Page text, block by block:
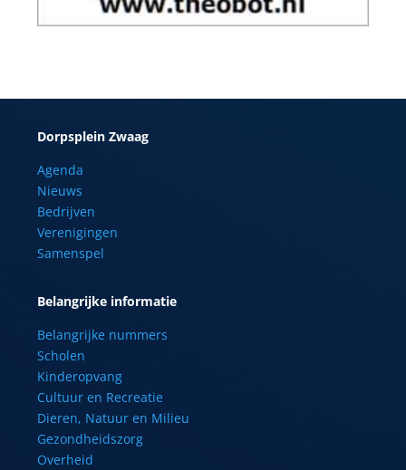
Dorpsplein Zwaag
Agenda
Nieuws
Bedrijven
Verenigingen
Samenspel
Belangrijke informatie
Belangrijke nummers
Scholen
Kinderopvang
Cultuur en Recreatie
Dieren, Natuur en Milieu
Gezondheidszorg
Overheid